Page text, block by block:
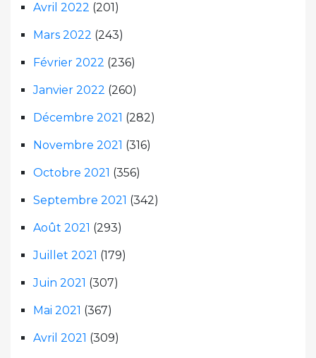
Avril 2022 (201)
Mars 2022 (243)
Février 2022 (236)
Janvier 2022 (260)
Décembre 2021 (282)
Novembre 2021 (316)
Octobre 2021 (356)
Septembre 2021 (342)
Août 2021 (293)
Juillet 2021 (179)
Juin 2021 (307)
Mai 2021 (367)
Avril 2021 (309)